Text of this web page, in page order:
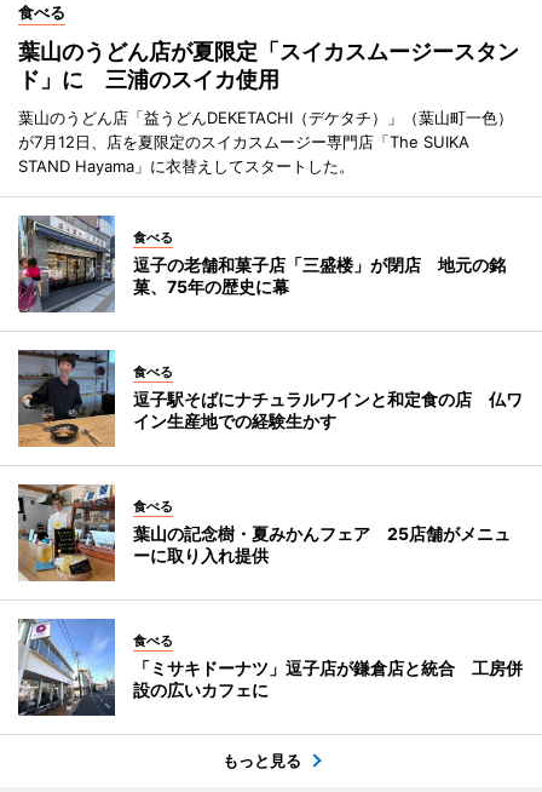
食べる
葉山のうどん店が夏限定「スイカスムージースタン
ド」に 三浦のスイカ使用
葉山のうどん店「益うどんDEKETACHI（デケタチ）」（葉山町一色）
が7月12日、店を夏限定のスイカスムージー専門店「The SUIKA
STAND Hayama」に衣替えしてスタートした。
食べる
逗子の老舗和菓子店「三盛楼」が閉店 地元の銘
菓、75年の歴史に幕
食べる
逗子駅そばにナチュラルワインと和定食の店 仏ワ
イン生産地での経験生かす
食べる
葉山の記念樹・夏みかんフェア 25店舗がメニュ
ーに取り入れ提供
食べる
「ミサキドーナツ」逗子店が鎌倉店と統合 工房併
設の広いカフェに
もっと見る